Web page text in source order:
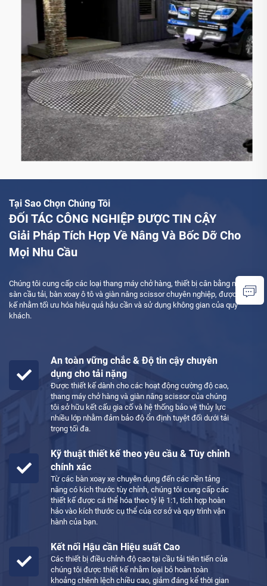
Tại Sao Chọn Chúng Tôi
ĐỐI TÁC CÔNG NGHIỆP ĐƯỢC TIN CẬY
Giải Pháp Tích Hợp Về Nâng Và Bốc Dỡ Cho
Mọi Nhu Cầu
Chúng tôi cung cấp các loại thang máy chở hàng, thiết bị cân bằng mặt
sàn cầu tải, bàn xoay ô tô và giàn nâng scissor chuyên nghiệp, được thiết
kế nhằm tối ưu hóa hiệu quả hậu cần và sử dụng không gian của quý
khách.
An toàn vững chắc & Độ tin cậy chuyên
dụng cho tải nặng
Được thiết kế dành cho các hoạt động cường độ cao,
thang máy chở hàng và giàn nâng scissor của chúng
tôi sở hữu kết cấu gia cố và hệ thống bảo vệ thủy lực
nhiều lớp nhằm đảm bảo độ ổn định tuyệt đối dưới tải
trọng tối đa.
Kỹ thuật thiết kế theo yêu cầu & Tùy chỉnh
chính xác
Từ các bàn xoay xe chuyên dụng đến các nền tảng
nâng có kích thước tùy chỉnh, chúng tôi cung cấp các
thiết kế được cá thể hóa theo tỷ lệ 1:1, tích hợp hoàn
hảo vào kích thước cụ thể của cơ sở và quy trình vận
hành của bạn.
Kết nối Hậu cần Hiệu suất Cao
Các thiết bị điều chỉnh độ cao tại cầu tải tiên tiến của
chúng tôi được thiết kế nhằm loại bỏ hoàn toàn
khoảng chênh lệch chiều cao, giảm đáng kể thời gian